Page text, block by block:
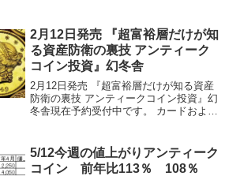
品位：...
2月12日発売 『超富裕層だけが知
る資産防衛の裏技 アンティーク
コイン投資』幻冬舎
2月12日発売 『超富裕層だけが知る資産
防衛の裏技 アンティークコイン投資』幻
冬舎現在予約受付中です。 カードおよ
レターパックとなります。ポストに入っ
て配達が終了で...
5/12今週の値上がりアンティーク
コイン 前年比113％ 108％